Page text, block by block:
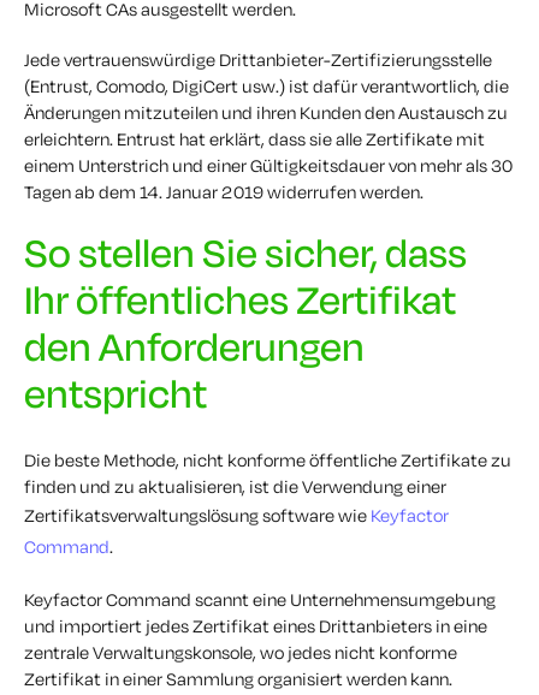
Microsoft CAs ausgestellt werden.
Jede vertrauenswürdige Drittanbieter-Zertifizierungsstelle
(Entrust, Comodo, DigiCert usw.) ist dafür verantwortlich, die
Änderungen mitzuteilen und ihren Kunden den Austausch zu
erleichtern. Entrust hat erklärt, dass sie alle Zertifikate mit
einem Unterstrich und einer Gültigkeitsdauer von mehr als 30
Tagen ab dem 14. Januar 2019 widerrufen werden.
So stellen Sie sicher, dass
Ihr öffentliches Zertifikat
den Anforderungen
entspricht
Die beste Methode, nicht konforme öffentliche Zertifikate zu
finden und zu aktualisieren, ist die Verwendung einer
Zertifikatsverwaltungslösung software wie Keyfactor
Command.
Keyfactor Command scannt eine Unternehmensumgebung
und importiert jedes Zertifikat eines Drittanbieters in eine
zentrale Verwaltungskonsole, wo jedes nicht konforme
Zertifikat in einer Sammlung organisiert werden kann.